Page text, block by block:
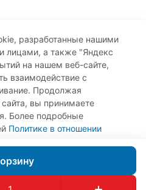
разработанные нашими
лицами, а также "Яндекс
на нашем веб-сайте,
взаимодействие с
Продолжая
вы принимаете
Более подробные
Политике в отношении